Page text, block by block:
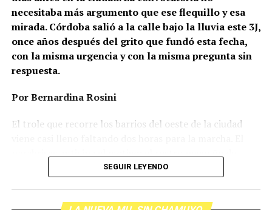
Gonzalo Giles, pensador y
Ganar la vida: La historia de (no)
Su hijo Ciro tenía 120 veces más agrotóxicos que lo
necesitaba más argumento que ese flequillo y esa
mirada. Córdoba salió a la calle bajo la lluvia este 3J,
once años después del grito que fundó esta fecha,
con la misma urgencia y con la misma pregunta sin
respuesta.
Por Bernardina Rosini
El trole que recorre los barrios del oeste de la ciudad
Agostina Vega, 14 años. Era fácil intuir que será una
SEGUIR LEYENDO